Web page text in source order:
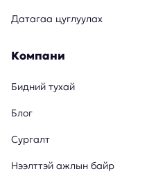
Датагаа цуглуулах
Компани
Бидний тухай
Блог
Сургалт
Нээлттэй ажлын байр